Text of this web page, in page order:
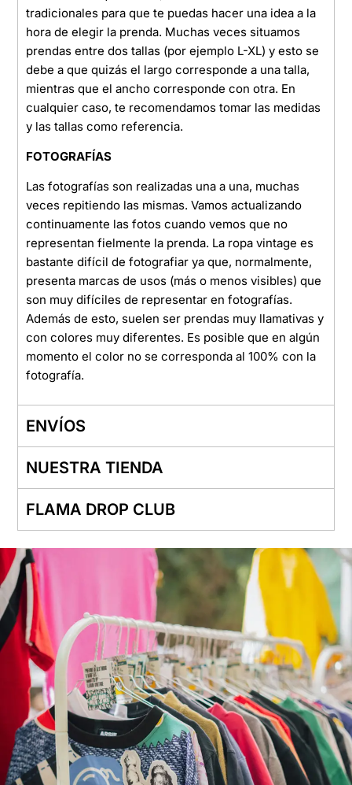
tradicionales para que te puedas hacer una idea a la
hora de elegir la prenda. Muchas veces situamos
prendas entre dos tallas (por ejemplo L-XL) y esto se
debe a que quizás el largo corresponde a una talla,
mientras que el ancho corresponde con otra. En
cualquier caso, te recomendamos tomar las medidas
y las tallas como referencia.
FOTOGRAFÍAS
Las fotografías son realizadas una a una, muchas
veces repitiendo las mismas. Vamos actualizando
continuamente las fotos cuando vemos que no
representan fielmente la prenda. La ropa vintage es
bastante difícil de fotografiar ya que, normalmente,
presenta marcas de usos (más o menos visibles) que
son muy difíciles de representar en fotografías.
Además de esto, suelen ser prendas muy llamativas y
con colores muy diferentes. Es posible que en algún
momento el color no se corresponda al 100% con la
fotografía.
ENVÍOS
NUESTRA TIENDA
FLAMA DROP CLUB